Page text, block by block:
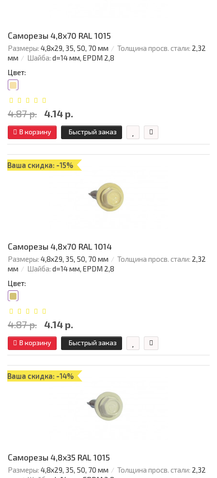
Саморезы 4,8х70 RAL 1015
Размеры: 4,8х29, 35, 50, 70 мм Толщина просв. стали: 2,32
мм
Шайба: d=14 мм, EPDM 2,8
Цвет:
4.87 р. 4.14 р.
В корзину Быстрый заказ
Ваша скидка: -15%
Саморезы 4,8х70 RAL 1014
Размеры: 4,8х29, 35, 50, 70 мм Толщина просв. стали: 2,32
мм
Шайба: d=14 мм, EPDM 2,8
Цвет:
4.87 р. 4.14 р.
В корзину Быстрый заказ
Ваша скидка: -14%
Саморезы 4,8х35 RAL 1015
Размеры: 4,8х29, 35, 50, 70 мм Толщина просв. стали: 2,32